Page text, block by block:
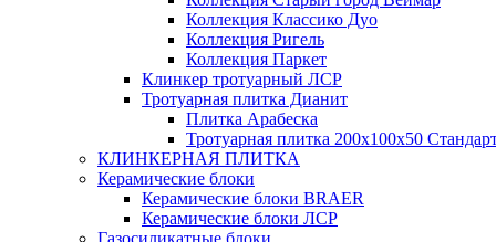
Коллекция Классико Дуо
Коллекция Ригель
Коллекция Паркет
Клинкер тротуарный ЛСР
Тротуарная плитка Дианит
Плитка Арабеска
Тротуарная плитка 200х100х50
КЛИНКЕРНАЯ ПЛИТКА
Керамические блоки
Керамические блоки BRAER
Керамические блоки ЛСР
Газосиликатные блоки